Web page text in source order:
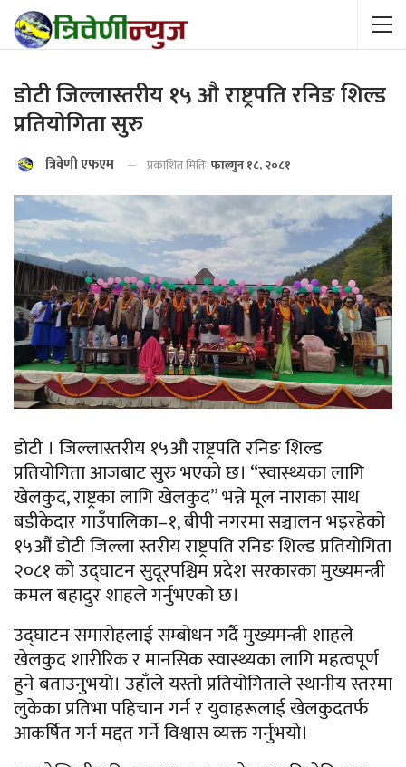
डोटी जिल्लास्तरीय १५ औ राष्ट्रपति रनिङ शिल्ड
प्रतियोगिता सुरु
त्रिवेणी एफएम प्रकाशित मितिः फाल्गुन १८, २०८१
डोटी । जिल्लास्तरीय १५औ राष्ट्रपति रनिङ शिल्ड
प्रतियोगिता आजबाट सुरु भएको छ। “स्वास्थ्यका लागि
खेलकुद, राष्ट्रका लागि खेलकुद” भन्ने मूल नाराका साथ
बडीकेदार गाउँपालिका–१, बीपी नगरमा सञ्चालन भइरहेको
१५औं डोटी जिल्ला स्तरीय राष्ट्रपति रनिङ शिल्ड प्रतियोगिता
२०८१ को उद्घाटन सुदूरपश्चिम प्रदेश सरकारका मुख्यमन्त्री
कमल बहादुर शाहले गर्नुभएको छ।
उद्घाटन समारोहलाई सम्बोधन गर्दै मुख्यमन्त्री शाहले
खेलकुद शारीरिक र मानसिक स्वास्थ्यका लागि महत्वपूर्ण
हुने बताउनुभयो। उहाँले यस्तो प्रतियोगिताले स्थानीय स्तरमा
लुकेका प्रतिभा पहिचान गर्न र युवाहरूलाई खेलकुदतर्फ
आकर्षित गर्न मद्दत गर्ने विश्वास व्यक्त गर्नुभयो।